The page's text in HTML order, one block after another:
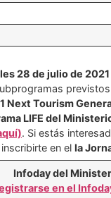
28 de julio de 2021
Next Tourism
LIFE del
. Si estás
en el la
Infoday del
en el